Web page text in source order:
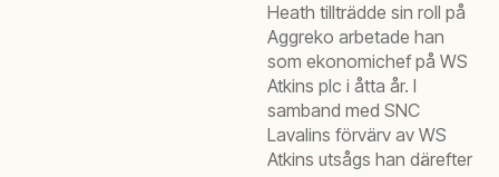
Heath tillträdde sin roll på
Aggreko arbetade han
som ekonomichef på WS
Atkins plc i åtta år. I
samband med SNC
Lavalins förvärv av WS
Atkins utsågs han därefter